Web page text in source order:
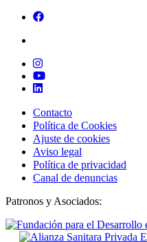
Contacto
Política de Cookies
Ajuste de cookies
Aviso legal
Política de privacidad
Canal de denuncias
Patronos y Asociados: